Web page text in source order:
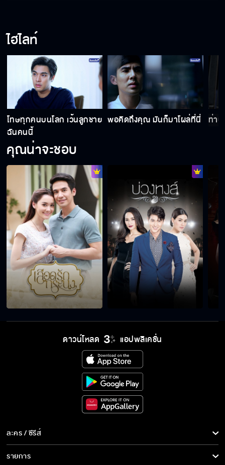
ไฮไลท์
โทษทุกคนบนโลก เว้นลูกชาย
ฉันคนนี้
พอคิดถึงคุณ มันก็มาโผล่ที่นี่ ท่าน
คุณน่าจะชอบ
ดาวน์โหลด แอปพลิเคชั่น
ละคร / ซีรีส์
ละคร/ซีรีส์
รายการ